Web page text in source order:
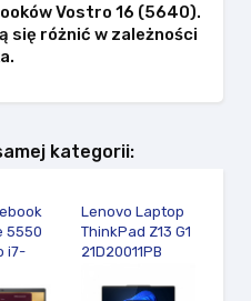
Vostro 16 (5640).
się różnić w zależności
kategorii:
5550
i7-
15.6...
Lenovo Laptop
ThinkPad Z13 G1
21D20011PB